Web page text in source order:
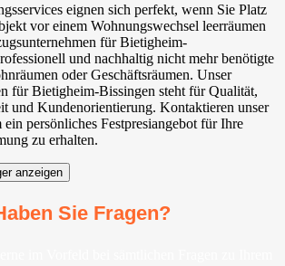
eignen sich perfekt, wenn Sie Platz
vor einem Wohnungswechsel leerräumen
für Bietigheim-
und nachhaltig nicht mehr benötigte
oder Geschäftsräumen. Unser
für Bietigheim-Bissingen⁠ steht für Qualität,
und Kundenorientierung. Kontaktieren unser
persönliches Festpresiangebot für Ihre
zu erhalten.
anzeigen
Sie Fragen?